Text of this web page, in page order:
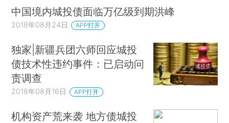
中国境内城投债面临万亿级到期洪峰
2018年08月24日 APP打开
独家|新疆兵团六师回应城投
债技术性违约事件：已启动问
责调查
2018年08月16日 APP打开
机构资产荒来袭 地方债城投